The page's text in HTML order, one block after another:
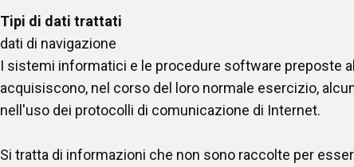
Tipi di dati trattati
dati di navigazione
I sistemi informatici e le procedure software preposte
acquisiscono, nel corso del loro normale esercizio,
nell'uso dei protocolli di comunicazione di Internet.
Si tratta di informazioni che non sono raccolte per